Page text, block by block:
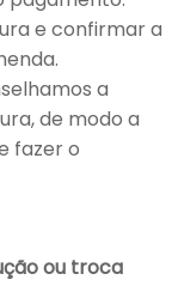
e confirmar a
a
de modo a
fazer o
ou troca